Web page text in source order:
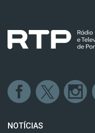
NOTÍCIAS